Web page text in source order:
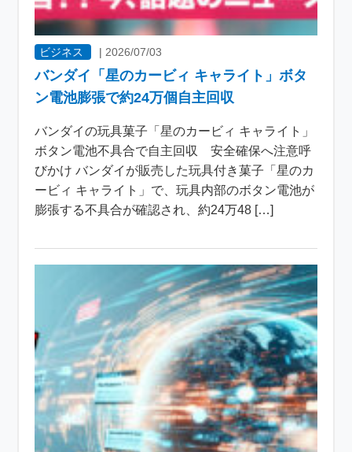
ビジネス | 2026/07/03
バンダイ「星のカービィ キャライト」ボタ
ン電池膨張で約24万個自主回収
バンダイの玩具菓子「星のカービィ キャライト」
ボタン電池不具合で自主回収 安全確保へ注意呼
びかけ バンダイが販売した玩具付き菓子「星のカ
ービィ キャライト」で、玩具内部のボタン電池が
膨張する不具合が確認され、約24万48 […]